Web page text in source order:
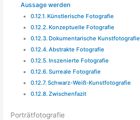
Aussage werden
Künstlerische Fotografie
Konzeptuelle Fotografie
Dokumentarische Kunstfotografie
Abstrakte Fotografie
Inszenierte Fotografie
Surreale Fotografie
Schwarz-Weiß-Kunstfotografie
Zwischenfazit
Porträtfotografie